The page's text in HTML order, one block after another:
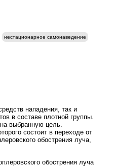
нестационарное самонаведение
нападения, так и
в составе плотной группы.
выбранную цель.
состоит в переходе от
обострения луча,
обострения луча